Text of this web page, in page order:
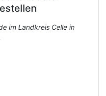
im Landkreis Celle in